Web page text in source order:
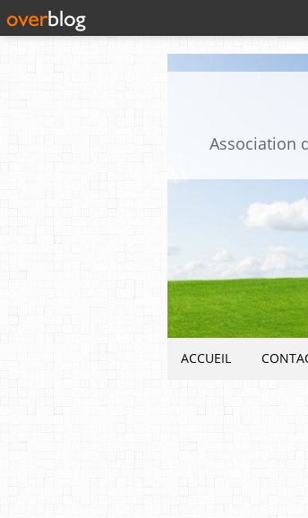
Association
ACCUEIL